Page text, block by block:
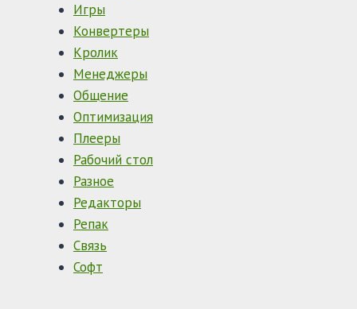
Игры
Конвертеры
Кролик
Менеджеры
Общение
Оптимизация
Плееры
Рабочий стол
Разное
Редакторы
Репак
Связь
Софт